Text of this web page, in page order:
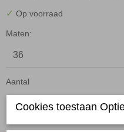
✓ Op voorraad
Maten:
Aantal
Cookies toestaan